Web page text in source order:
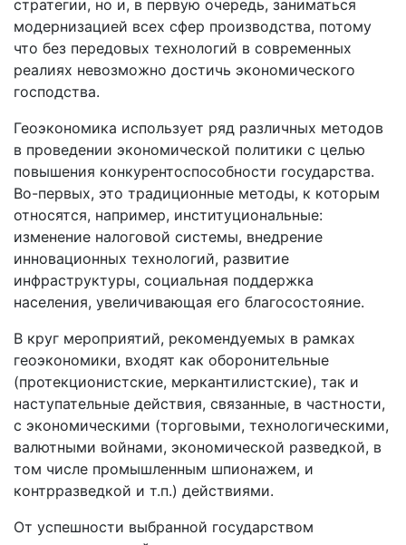
стратегии, но и, в первую очередь, заниматься
модернизацией всех сфер производства, потому
что без передовых технологий в современных
реалиях невозможно достичь экономического
господства.
Геоэкономика использует ряд различных методов
в проведении экономической политики с целью
повышения конкурентоспособности государства.
Во-первых, это традиционные методы, к которым
относятся, например, институциональные:
изменение налоговой системы, внедрение
инновационных технологий, развитие
инфраструктуры, социальная поддержка
населения, увеличивающая его благосостояние.
В круг мероприятий, рекомендуемых в рамках
геоэкономики, входят как оборонительные
(протекционистские, меркантилистские), так и
наступательные действия, связанные, в частности,
с экономическими (торговыми, технологическими,
валютными войнами, экономической разведкой, в
том числе промышленным шпионажем, и
контрразведкой и т.п.) действиями.
От успешности выбранной государством